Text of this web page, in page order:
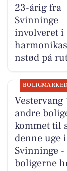
23-årig fra
Svinninge
involveret i
nstød på
Vestervang
andre
kommet til
denne uge i
Svinninge -
boligerne